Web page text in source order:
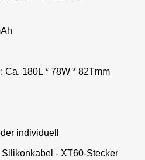
Ca. 180L * 78W * 82Tmm
individuell
- XT60-Stecker